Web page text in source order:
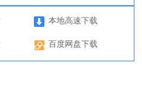
本地高速下载
百度网盘下载